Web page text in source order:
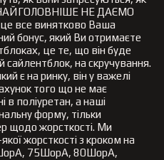
НАЙГОЛОВНІШЕ НЕ ДАЄМО
все винятково Ваша
бонус, який Ви отримаєте
це те, що він буде
сайлентблок, на скручування.
є на ринку, він у важелі
того що не має
в поліуретан, а наші
форму, тільки
щодо жорсткості. Ми
жорсткості з кроком на
75ШорА, 80ШорА,